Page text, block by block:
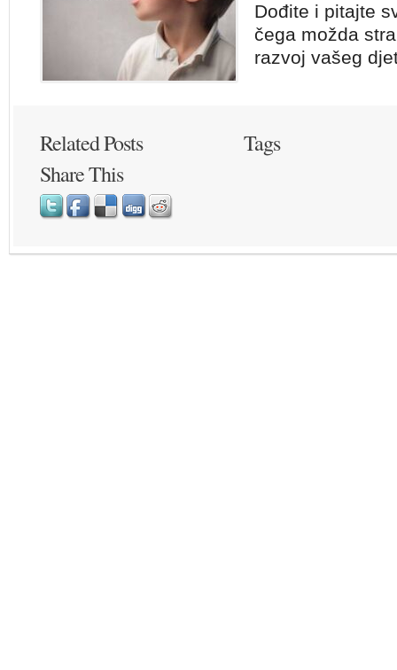
Dođite i pitajte
čega možda
razvoj vašeg
Related Posts
Tags
Share This